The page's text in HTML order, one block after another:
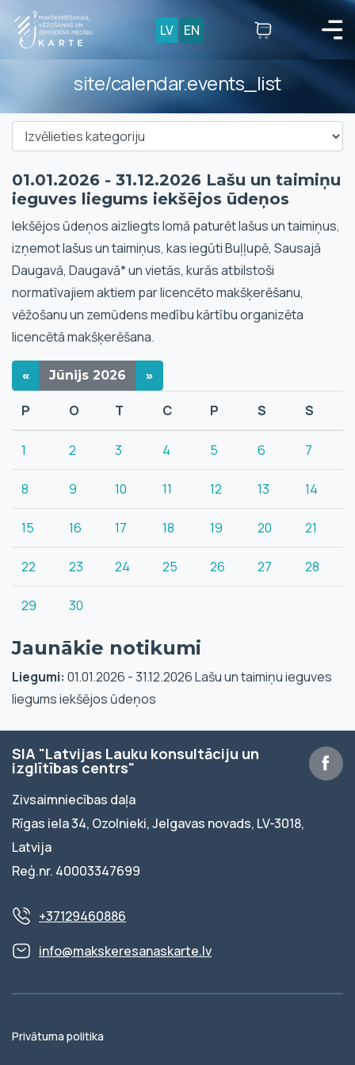
LV EN
site/calendar.events_list
01.01.2026 - 31.12.2026 Lašu un taimiņu
ieguves liegums iekšējos ūdeņos
Iekšējos ūdeņos aizliegts lomā paturēt lašus un taimiņus,
izņemot lašus un taimiņus, kas iegūti Buļļupē, Sausajā
Daugavā, Daugavā* un vietās, kurās atbilstoši
normatīvajiem aktiem par licencēto makšķerēšanu,
vēžošanu un zemūdens medību kārtību organizēta
licencētā makšķerēšana.
« Jūnijs 2026 »
P O T C P S S
1 2 3 4 5 6 7
8 9 10 11 12 13 14
15 16 17 18 19 20 21
22 23 24 25 26 27 28
29 30
Jaunākie notikumi
Liegumi: 01.01.2026 - 31.12.2026 Lašu un taimiņu ieguves
liegums iekšējos ūdeņos
SIA "Latvijas Lauku konsultāciju un
izglītības centrs"
Zivsaimniecības daļa
Rīgas iela 34, Ozolnieki, Jelgavas novads, LV-3018,
Latvija
Reģ.nr. 40003347699
+37129460886
info@makskeresanaskarte.lv
Privātuma politika